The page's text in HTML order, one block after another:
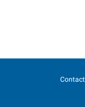
Contact